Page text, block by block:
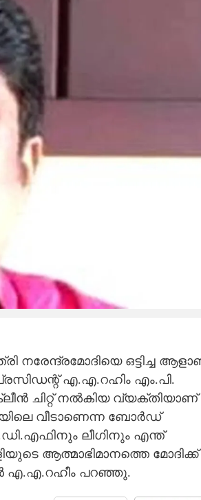
നരേന്ദ്രമോദിയെ ഒട്ടിച്ച
എ.എ.റഹിം എം.പി.
ചിറ്റ് നൽകിയ വ്യക്തിയാണ്
വീടാണെന്ന ബോർഡ്
ലീഗിനും എന്ത്
ആത്മാഭിമാനത്തെ മോദിക്ക്
എ.എ.റഹീം പറഞ്ഞു.